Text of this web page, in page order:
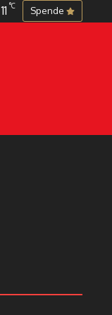
11 °C Spende